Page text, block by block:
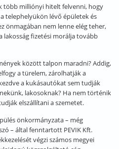
milliónyi hitelt felvenni, hogy
telephelyükön lévő épületek és
önmagában nem lenne elég teher,
lakosság fizetési morálja tovább
között talpon maradni? Addig,
a türelem, zárolhatják a
a kukásautókat sem tudják
lakosoknak? Ha nem történik
elszállítani a szemetet.
önkormányzata – még
– által fenntartott PEVIK Kft.
végzi számos megyei